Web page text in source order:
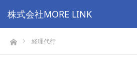
株式会社MORE LINK
ホーム経理代行